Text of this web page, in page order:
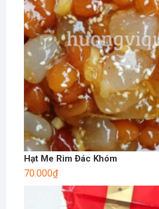
Hạt Me Rim Đác Khóm
70.000₫